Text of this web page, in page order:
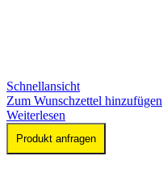
Schnellansicht
Zum Wunschzettel hinzufügen
Weiterlesen
Produkt anfragen